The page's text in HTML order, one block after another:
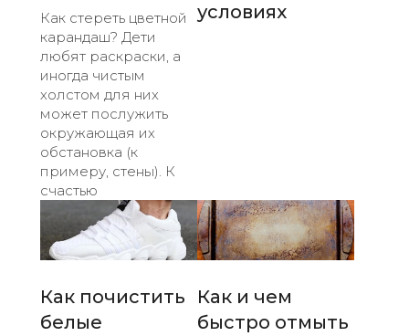
Как стереть цветной
карандаш? Дети
любят раскраски, а
иногда чистым
холстом для них
может послужить
окружающая их
обстановка (к
примеру, стены). К
счастью
условиях
Как почистить
белые
Как и чем
быстро отмыть